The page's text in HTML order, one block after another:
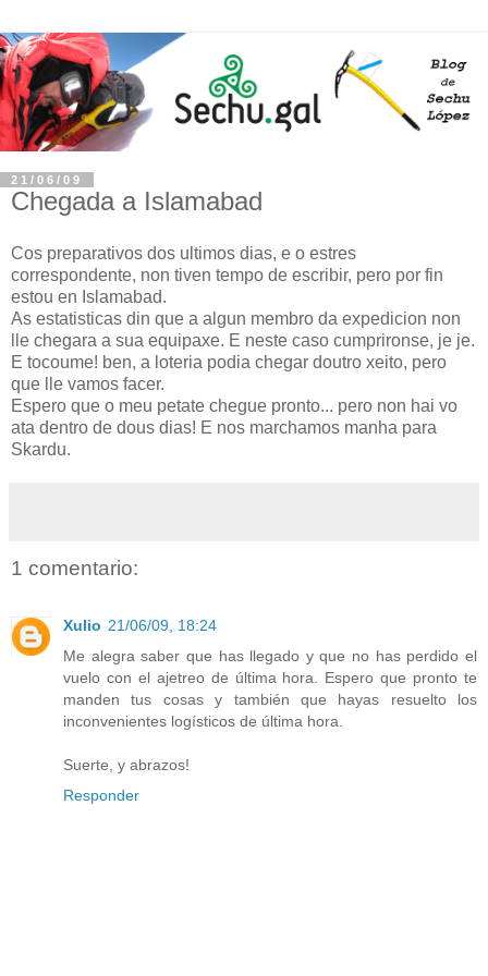
21/06/09
Chegada a Islamabad
Cos preparativos dos ultimos dias, e o estres
correspondente, non tiven tempo de escribir, pero por fin
estou en Islamabad.
As estatisticas din que a algun membro da expedicion non
lle chegara a sua equipaxe. E neste caso cumprironse, je je.
E tocoume! ben, a loteria podia chegar doutro xeito, pero
que lle vamos facer.
Espero que o meu petate chegue pronto... pero non hai vo
ata dentro de dous dias! E nos marchamos manha para
Skardu.
1 comentario:
Xulio 21/06/09, 18:24
Me alegra saber que has llegado y que no has perdido el
vuelo con el ajetreo de última hora. Espero que pronto te
manden tus cosas y también que hayas resuelto los
inconvenientes logísticos de última hora.
Suerte, y abrazos!
Responder